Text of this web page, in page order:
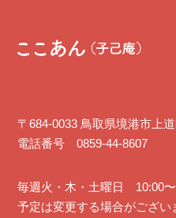
〒684-0033 鳥取県境港市上
電話番号 0859-44-8607
毎週火・木・土曜日 10:00
予定は変更する場合がござい